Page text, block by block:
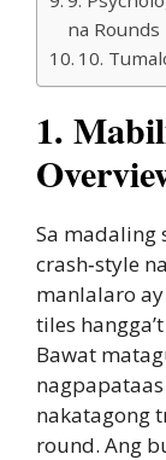
na Rounds
10.
1.
Sa madaling
crash‑style
manlalaro
tiles
Bawat
nakatagong
round. Ang